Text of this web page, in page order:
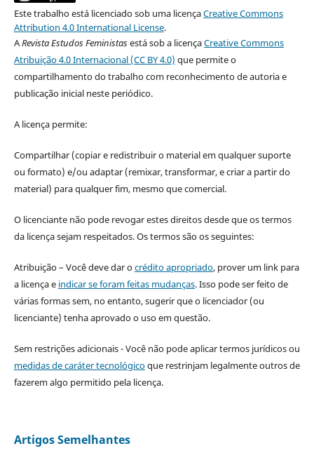
Este trabalho está licenciado sob uma licençaCreative Commons
Attribution 4.0 International License.
ARevista Estudos Feministasestá sob a licençaCreative Commons
Atribuição 4.0 Internacional (CC BY 4.0) que permite o
compartilhamento do trabalho com reconhecimento de autoria e
publicação inicial neste periódico.
A licença permite:
Compartilhar (copiar e redistribuir o material em qualquer suporte
ou formato) e/ou adaptar (remixar, transformar, e criar a partir do
material) para qualquer fim, mesmo que comercial.
O licenciante não pode revogar estes direitos desde que os termos
da licença sejam respeitados. Os termos são os seguintes:
Atribuição – Você deve dar ocrédito apropriado, prover um link para
a licença e indicar se foram feitas mudanças. Isso pode ser feito de
várias formas sem, no entanto, sugerir que o licenciador (ou
licenciante) tenha aprovado o uso em questão.
Sem restrições adicionais - Você não pode aplicar termos jurídicos ou
medidas de caráter tecnológicoque restrinjam legalmente outros de
fazerem algo permitido pela licença.
Artigos Semelhantes